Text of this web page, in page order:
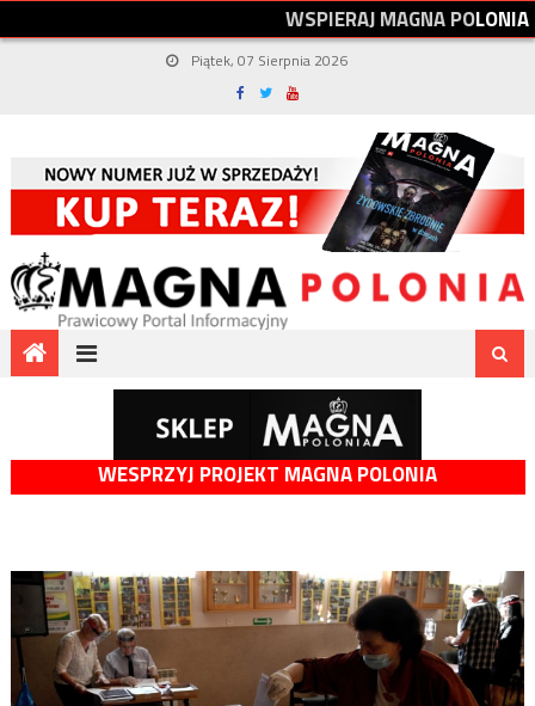
WSPIERAJMAGNAPOLONIA
Piątek, 07 Sierpnia 2026
WESPRZYJ PROJEKT MAGNA POLONIA